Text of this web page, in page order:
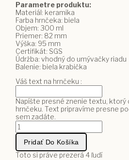
Parametre produktu:
Materiál: keramika
Farba hrnčeka: biela
Objem: 300 ml
Priemer: 82 mm
Výška: 95 mm
Certifikát: SGS
Údržba: vhodný do umývačky riadu
Balenie: biela krabička
Váš text na hrnčeku :
Napíšte presné znenie textu, ktorý
hrnčeku. Text pripravíme presne
sem zadáte.
množstvo
Hrnček
pre
pani
učiteľku
Pridať Do Košíka
Toto si práve prezerá 4 ľudí